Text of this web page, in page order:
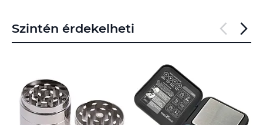
Szintén érdekelheti